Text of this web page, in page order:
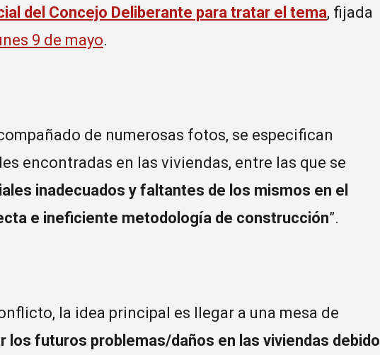
del Concejo Deliberante para tratar el tema, fijada
9 de mayo.
de numerosas fotos, se especifican
encontradas en las viviendas, entre las que se
inadecuados y faltantes de los mismos en el
e ineficiente metodología de construcción”.
la idea principal es llegar a una mesa de
los futuros problemas/daños en las viviendas debido